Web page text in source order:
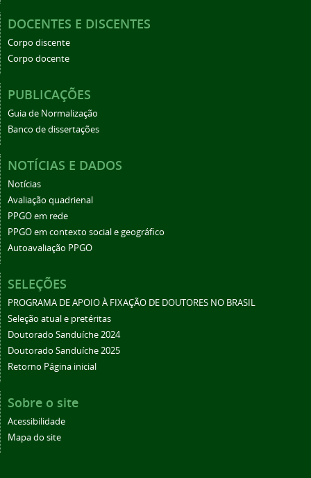
DOCENTES E DISCENTES
Corpo discente
Corpo docente
PUBLICAÇÕES
Guia de Normalização
Banco de dissertações
NOTÍCIAS E DADOS
Notícias
Avaliação quadrienal
PPGO em rede
PPGO em contexto social e geográfico
Autoavaliação PPGO
SELEÇÕES
PROGRAMA DE APOIO À FIXAÇÃO DE DOUTORES NO BRASIL
Seleção atual e pretéritas
Doutorado Sanduíche 2024
Doutorado Sanduíche 2025
Retorno Página inicial
Sobre o site
Acessibilidade
Mapa do site